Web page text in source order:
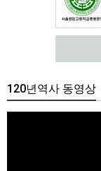
120년역사 동영상